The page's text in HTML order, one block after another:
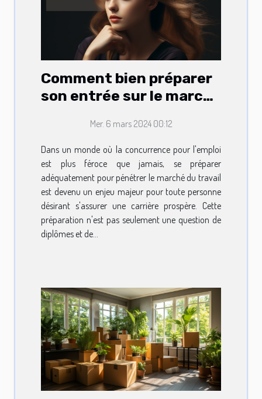
Comment bien préparer
son entrée sur le marché
Mer. 6 mars 2024 00:12
Dans un monde où la concurrence pour l'emploi
est plus féroce que jamais, se préparer
adéquatement pour pénétrer le marché du travail
est devenu un enjeu majeur pour toute personne
désirant s'assurer une carrière prospère. Cette
préparation n'est pas seulement une question de
diplômes et de...